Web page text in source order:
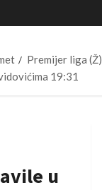
Premijer liga (Ž)
19:31
u